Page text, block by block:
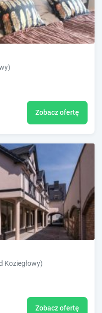
Zobacz ofertę
Koziegłowy)
Zobacz ofertę